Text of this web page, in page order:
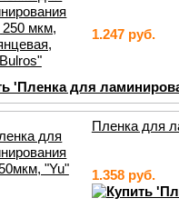
1.247 руб.
Пленка для
1.358 руб.